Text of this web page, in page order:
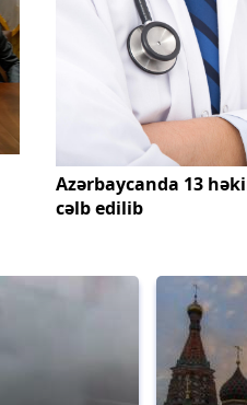
Azərbaycanda 13
cəlb edilib